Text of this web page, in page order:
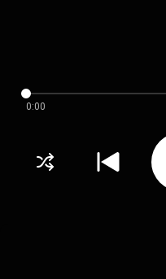
0:00